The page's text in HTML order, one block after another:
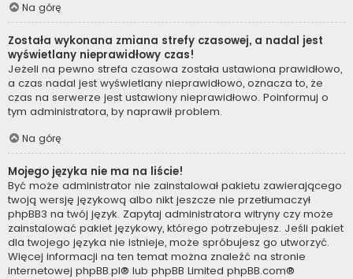
Na górę
Została wykonana zmiana strefy czasowej, a nadal jest
wyświetlany nieprawidłowy czas!
Jeżeli na pewno strefa czasowa została ustawiona prawidłowo,
a czas nadal jest wyświetlany nieprawidłowo, oznacza to, że
czas na serwerze jest ustawiony nieprawidłowo. Poinformuj o
tym administratora, by naprawił problem.
Na górę
Mojego języka nie ma na liście!
Być może administrator nie zainstalował pakietu zawierającego
twoją wersję językową albo nikt jeszcze nie przetłumaczył
phpBB3 na twój język. Zapytaj administratora witryny czy może
zainstalować pakiet językowy, którego potrzebujesz. Jeśli pakiet
dla twojego języka nie istnieje, może spróbujesz go utworzyć.
Więcej informacji na ten temat można znaleźć na stronie
internetowej phpBB.pl® lub phpBB Limited phpBB.com®